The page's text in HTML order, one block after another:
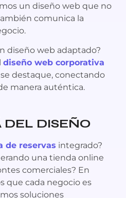
un diseño web que no
comunica la
diseño web adaptado?
diseño web corporativa
destaque, conectando
manera auténtica.
DEL DISEÑO
de reservas integrado?
una tienda online
comerciales? En
que cada negocio es
soluciones